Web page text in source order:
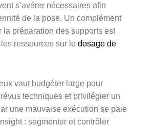
s’avérer nécessaires afin
de la pose. Un complément
la préparation des supports est
ressources sur le dosage de
vaut budgéter large pour
techniques et privilégier un
une mauvaise exécution se paie
: segmenter et contrôler